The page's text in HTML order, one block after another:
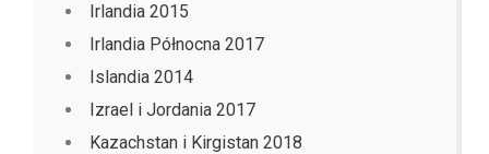
Irlandia 2015
Irlandia Północna 2017
Islandia 2014
Izrael i Jordania 2017
Kazachstan i Kirgistan 2018